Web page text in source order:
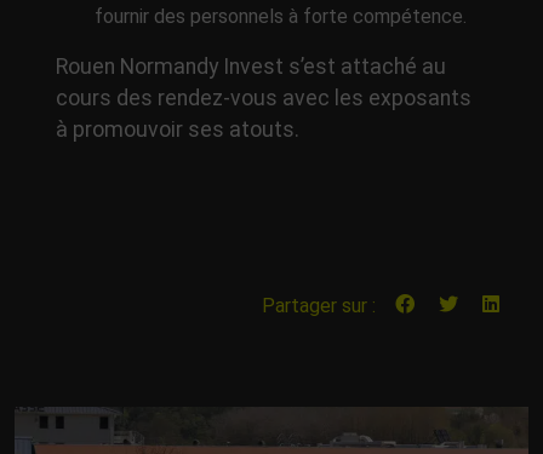
fournir des personnels à forte compétence.
Rouen Normandy Invest s’est attaché au
cours des rendez-vous avec les exposants
à promouvoir ses atouts.
Partager sur :